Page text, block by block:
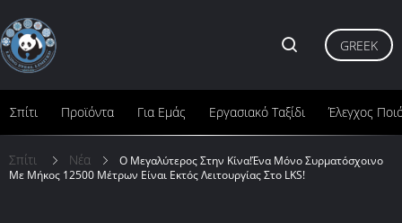
Σπίτι Προϊόντα Για Εμάς Εργασιακό Ταξίδι Έλεγχος
GREEK
Σπίτι Νέα
Ο Μεγαλύτερος Στην Κίνα!Ένα Μόνο Συρματόσχοινο
Με Μήκος 12500 Μέτρων Είναι Εκτός Λειτουργίας Στο LKS!